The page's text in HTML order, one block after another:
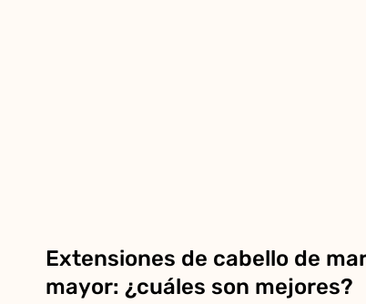
Extensiones de cabello de
mayor: ¿cuáles son mejores?